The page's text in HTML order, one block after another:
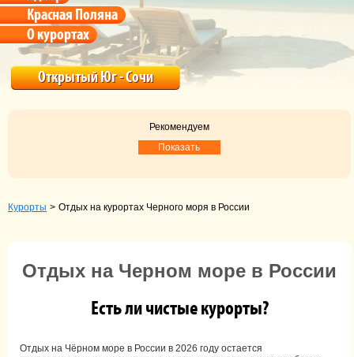
Красная Поляна
О курортах
Открытый Юг - Сочи
Рекомендуем
Показать
Курорты > Отдых на курортах Черного моря в России
Отдых на Черном море в России
Есть ли чистые курорты?
Отдых на Чёрном море в России в 2026 году остается